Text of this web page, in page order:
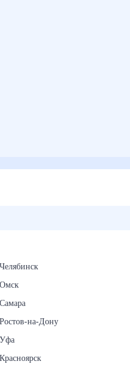
Челябинск
Омск
Самара
Ростов-на-Дону
Уфа
Красноярск